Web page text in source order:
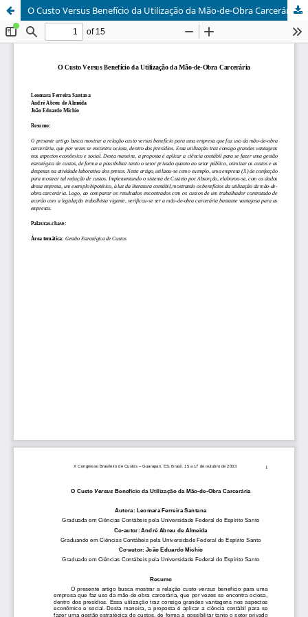
O Custo Versus Benefício da Utilização da Mão-de-Obra Carcerária